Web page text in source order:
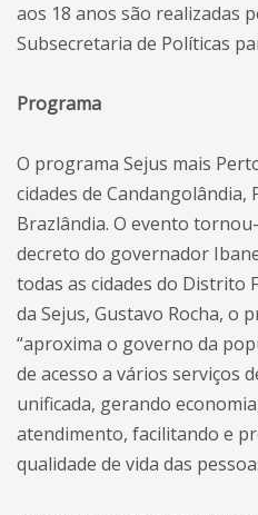
aos 18 anos são realizadas
Subsecretaria de Políticas
Programa
O programa Sejus mais
cidades de Candangolândia,
Brazlândia. O evento
decreto do governador
todas as cidades do Distrito
da Sejus, Gustavo Rocha, o
“aproxima o governo da
de acesso a vários serviços
unificada, gerando
atendimento, facilitando e
qualidade de vida das